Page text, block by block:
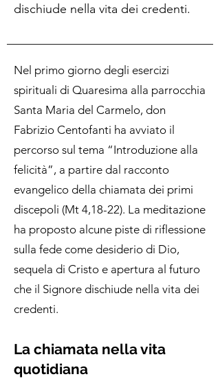
dischiude nella vita dei credenti.
Nel primo giorno degli esercizi
spirituali di Quaresima alla parrocchia
Santa Maria del Carmelo, don
Fabrizio Centofanti ha avviato il
percorso sul tema “Introduzione alla
felicità”, a partire dal racconto
evangelico della chiamata dei primi
discepoli (Mt 4,18-22). La meditazione
ha proposto alcune piste di riflessione
sulla fede come desiderio di Dio,
sequela di Cristo e apertura al futuro
che il Signore dischiude nella vita dei
credenti.
La chiamata nella vita
quotidiana